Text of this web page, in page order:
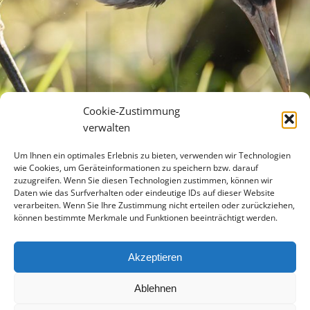
Cookie-Zustimmung
verwalten
Um Ihnen ein optimales Erlebnis zu bieten, verwenden wir Technologien
wie Cookies, um Geräteinformationen zu speichern bzw. darauf
zuzugreifen. Wenn Sie diesen Technologien zustimmen, können wir
Daten wie das Surfverhalten oder eindeutige IDs auf dieser Website
verarbeiten. Wenn Sie Ihre Zustimmung nicht erteilen oder zurückziehen,
können bestimmte Merkmale und Funktionen beeinträchtigt werden.
Akzeptieren
Ablehnen